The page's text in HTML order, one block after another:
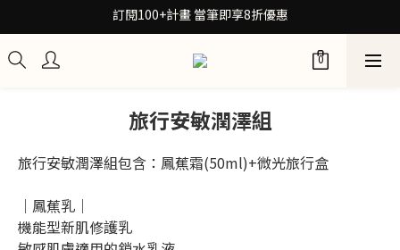
30秒檢測膚質！再拿保養配方箋7折券
30秒檢測膚質！再拿保養配方箋7折券
加入Be友！獲取0元試用包
30秒檢測膚質！再拿保養配方箋7折券
旅行安敏潤澤組
旅行安敏潤澤組包含：鳳蕉霜(50ml)+微光旅行盒
｜鳳蕉乳｜
機能型新肌修護乳